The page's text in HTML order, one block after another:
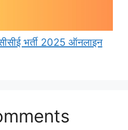
भर्ती 2025 ऑनलाइन